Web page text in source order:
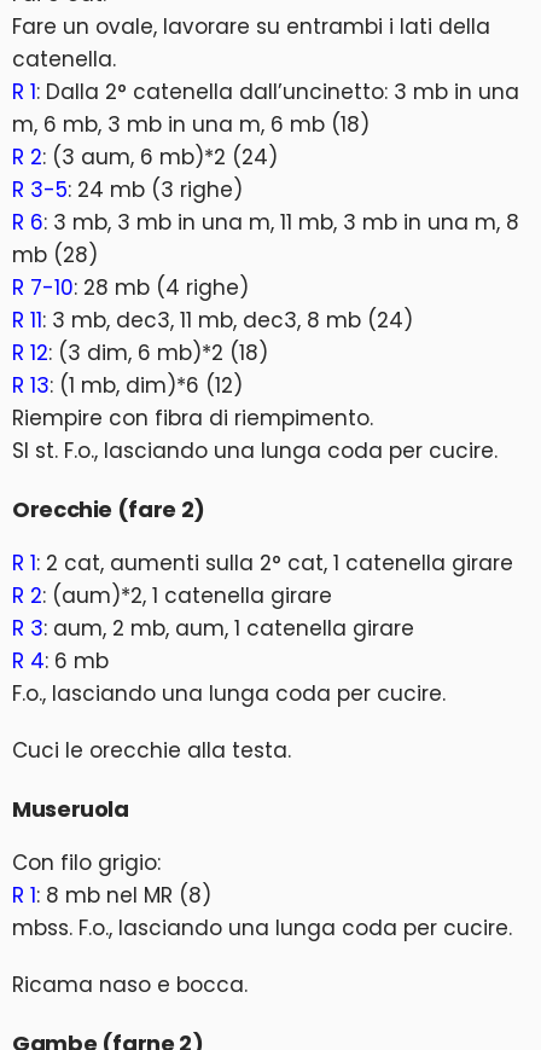
Fare un ovale, lavorare su entrambi i lati della
catenella.
R 1: Dalla 2° catenella dall’uncinetto: 3 mb in una
m, 6 mb, 3 mb in una m, 6 mb (18)
R 2: (3 aum, 6 mb)*2 (24)
R 3-5: 24 mb (3 righe)
R 6: 3 mb, 3 mb in una m, 11 mb, 3 mb in una m, 8
mb (28)
R 7-10: 28 mb (4 righe)
R 11: 3 mb, dec3, 11 mb, dec3, 8 mb (24)
R 12: (3 dim, 6 mb)*2 (18)
R 13: (1 mb, dim)*6 (12)
Riempire con fibra di riempimento.
Sl st. F.o., lasciando una lunga coda per cucire.
Orecchie (fare 2)
R 1: 2 cat, aumenti sulla 2° cat, 1 catenella girare
R 2: (aum)*2, 1 catenella girare
R 3: aum, 2 mb, aum, 1 catenella girare
R 4: 6 mb
F.o., lasciando una lunga coda per cucire.
Cuci le orecchie alla testa.
Museruola
Con filo grigio:
R 1: 8 mb nel MR (8)
mbss. F.o., lasciando una lunga coda per cucire.
Ricama naso e bocca.
Gambe (farne 2)